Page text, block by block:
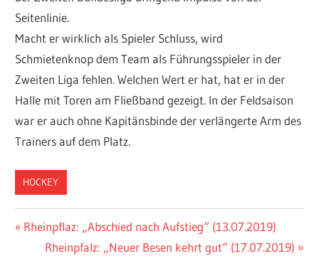
Seitenlinie.
Macht er wirklich als Spieler Schluss, wird
Schmietenknop dem Team als Führungsspieler in der
Zweiten Liga fehlen. Welchen Wert er hat, hat er in der
Halle mit Toren am Fließband gezeigt. In der Feldsaison
war er auch ohne Kapitänsbinde der verlängerte Arm des
Trainers auf dem Platz.
HOCKEY
Beitragsnavigation
Vorheriger
Beitrag:
Rheinpflaz: „Abschied nach Aufstieg“ (13.07.2019)
Nächster
Rheinpfalz: „Neuer Besen kehrt gut“ (17.07.2019)